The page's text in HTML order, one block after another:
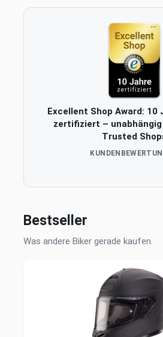
Excellent Shop Award: 10
zertifiziert –
Trusted
Bestseller
Was andere Biker gerade kaufen.